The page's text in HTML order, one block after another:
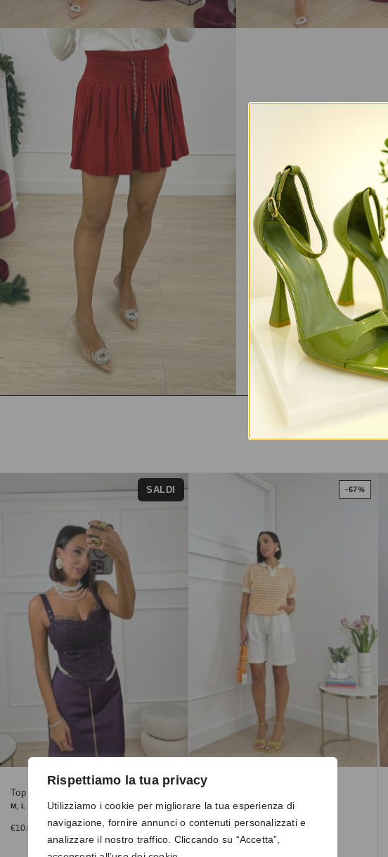
Rispettiamo la tua privacy
Utilizziamo i cookie per migliorare la tua esperienza di
navigazione, fornire annunci o contenuti personalizzati e
analizzare il nostro traffico. Cliccando su “Accetta”,
SALDI
Top 42302 viola
M, L
€10.00
-67%
S
30.00
€10.00